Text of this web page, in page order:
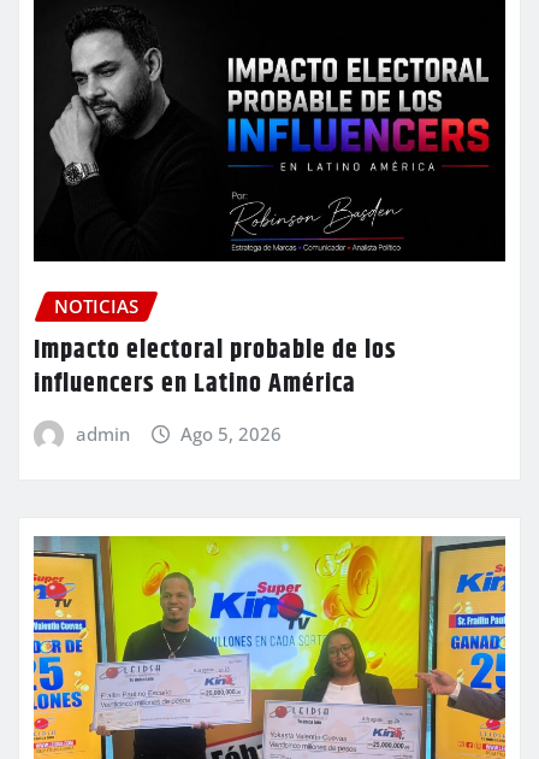
NOTICIAS
Impacto electoral probable de los
influencers en Latino América
admin Ago 5, 2026